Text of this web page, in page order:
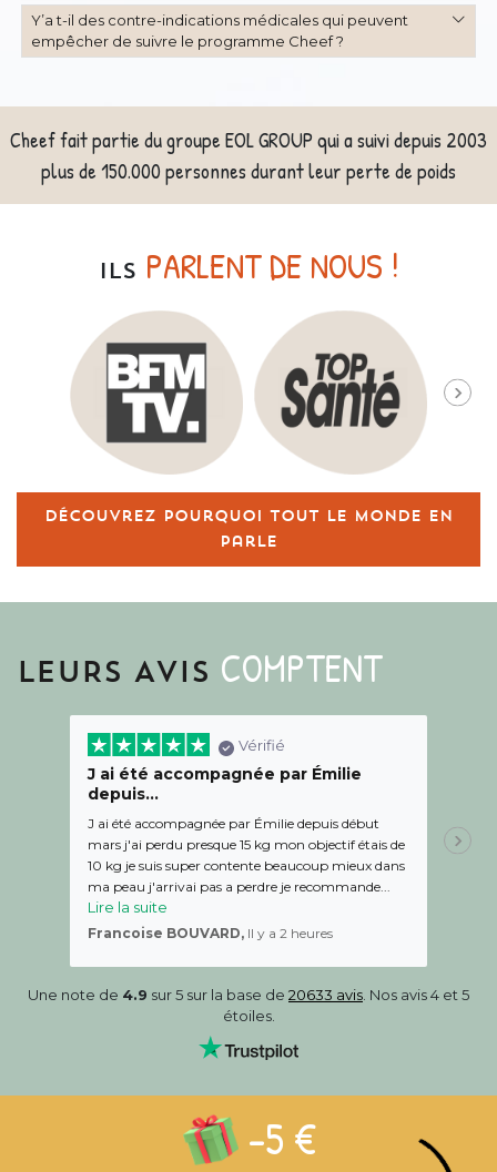
Y’a t-il des contre-indications médicales qui peuvent
empêcher de suivre le programme Cheef ?
Cheef fait partie du groupe EOL GROUP qui a suivi depuis 2003
plus de 150.000 personnes durant leur perte de poids
ILS PARLENT DE NOUS !
Découvrez pourquoi tout le monde en
parle
LEURS AVIS COMPTENT
Vérifié
J ai été accompagnée par Émilie
depuis…
J ai été accompagnée par Émilie depuis début
mars j'ai perdu presque 15 kg mon objectif étais de
10 kg je suis super contente beaucoup mieux dans
ma peau j'arrivai pas a perdre je recommande...
Lire la suite
Francoise BOUVARD, Il y a 2 heures
bon
Une note de 4.9 sur 5 sur la base de 20633 avis . Nos avis 4 et 5
étoiles.
-5 €